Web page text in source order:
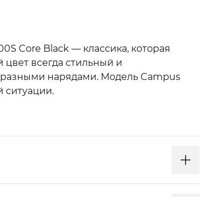
Core Black — классика, которая
всегда стильный и
разными нарядами. Модель Campus
ситуации.